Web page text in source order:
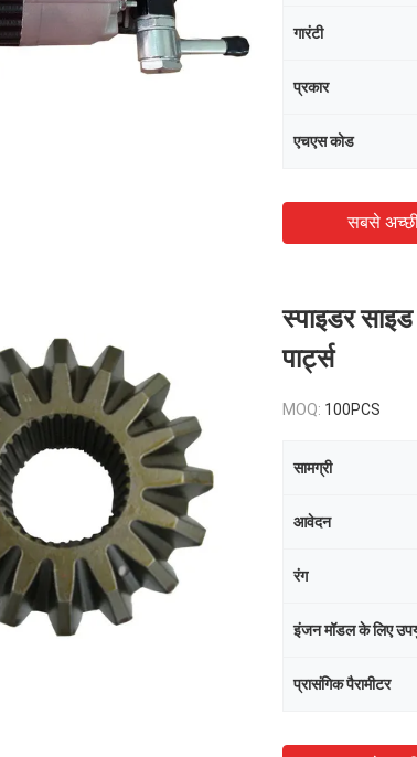
गारंटी
प्रकार
एचएस कोड
सबसे
स्पाइडर
पार्ट्स
MOQ: 100PCS
सामग्री
आवेदन
रंग
इंजन मॉडल के लिए
प्रासंगिक पैरामीटर